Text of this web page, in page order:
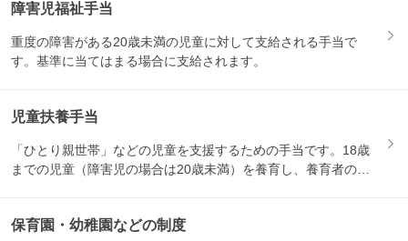
障害児福祉手当
重度の障害がある20歳未満の児童に対して支給される手当で
す。基準に当てはまる場合に支給されます。
児童扶養手当
「ひとり親世帯」などの児童を支援するための手当です。18歳
までの児童（障害児の場合は20歳未満）を養育し、養育者の所
保育園・幼稚園などの制度